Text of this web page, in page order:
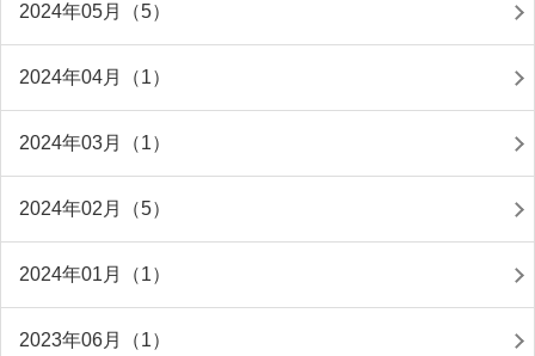
2024年05月（5）
2024年04月（1）
2024年03月（1）
2024年02月（5）
2024年01月（1）
2023年06月（1）